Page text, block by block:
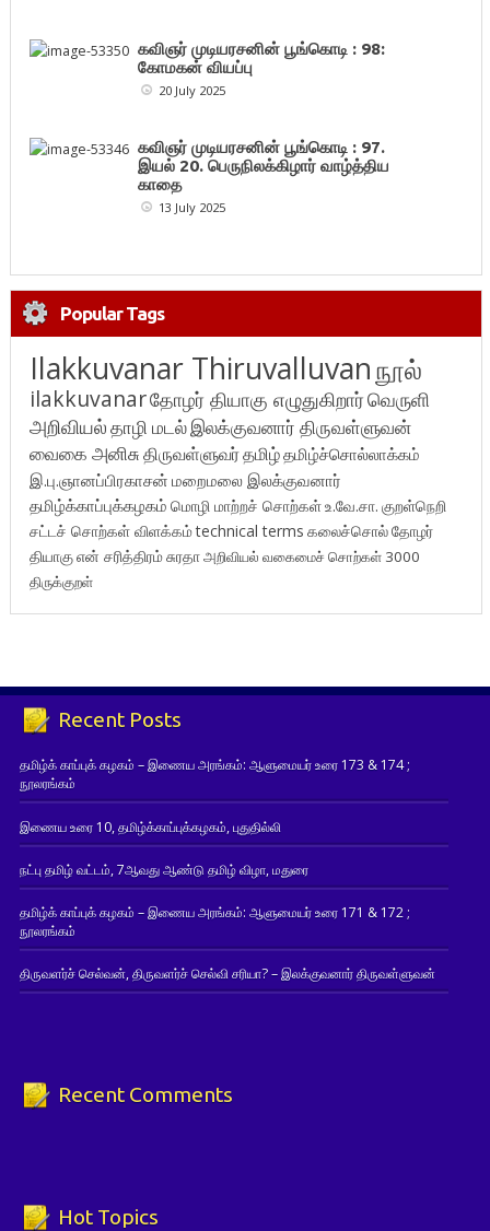
கவிஞர் முடியரசனின் பூங்கொடி : 98:
கோமகன் வியப்பு
20 July 2025
கவிஞர் முடியரசனின் பூங்கொடி : 97.
இயல் 20. பெருநிலக்கிழார் வாழ்த்திய
காதை
13 July 2025
Popular Tags
Ilakkuvanar Thiruvalluvanநூல்
ilakkuvanarதோழர் தியாகு எழுதுகிறார்வெருளி
அறிவியல்தாழி மடல்இலக்குவனார் திருவள்ளுவன்
வைகை அனிசுதிருவள்ளுவர்தமிழ்தமிழ்ச்சொல்லாக்கம்
இ.பு.ஞானப்பிரகாசன் மறைமலை இலக்குவனார்
தமிழ்க்காப்புக்கழகம் மொழி மாற்றச் சொற்கள்உ.வே.சா. குறள்நெறி
சட்டச் சொற்கள் விளக்கம்technical terms கலைச்சொல்தோழர்
தியாகுஎன் சரித்திரம்சுரதாஅறிவியல் வகைமைச் சொற்கள் 3000
திருக்குறள்
Recent Posts
தமிழ்க் காப்புக் கழகம் – இணைய அரங்கம்: ஆளுமையர் உரை 173 & 174 ;
நூலரங்கம்
இணைய உரை 10, தமிழ்க்காப்புக்கழகம், புதுதில்லி
நட்பு தமிழ் வட்டம், 7ஆவது ஆண்டு தமிழ் விழா, மதுரை
தமிழ்க் காப்புக் கழகம் – இணைய அரங்கம்: ஆளுமையர் உரை 171 & 172 ;
நூலரங்கம்
திருவளர்ச் செல்வன், திருவளர்ச் செல்வி சரியா? – இலக்குவனார் திருவள்ளுவன்
Recent Comments
Hot Topics